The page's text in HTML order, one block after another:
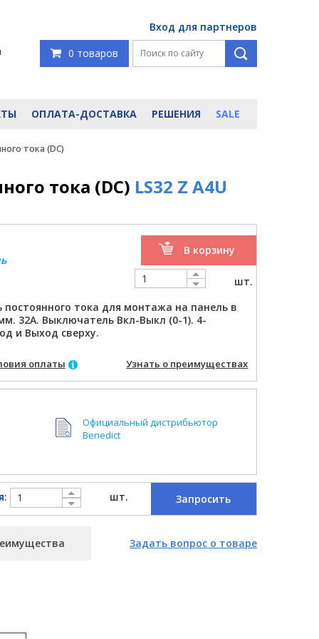
Вход для партнеров
0 товаров
ОПЛАТА-ДОСТАВКА РЕШЕНИЯ SALE
тока (DC)
тока (DC) LS32 Z A4U
В корзину
шт.
тока для монтажа на панель в
32A. Выключатель Вкл-Выкл (0-1). 4-
и Выход сверху.
оплаты Узнать о преимуществах
Официальный дистрибьютор
Benedict
шт. Запросить
Задать вопрос о товаре